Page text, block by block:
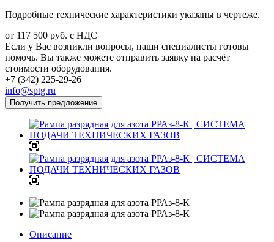
Подробные технические характеристики указаны в чертеже.
от 117 500 руб. с НДС
Если у Вас возникли вопросы, наши специалисты готовы
помочь. Вы также можете отправить заявку на расчёт
стоимости оборудования.
+7 (342) 225-29-26
info@sptg.ru
Получить предложение
Описание